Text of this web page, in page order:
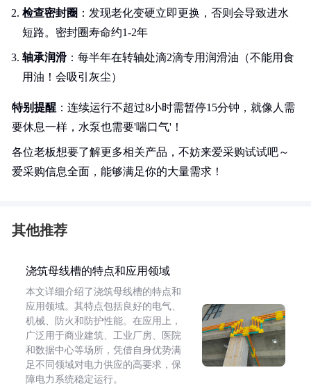
检查密封圈 ：发现老化变硬立即更换，否则会导致进水
短路。密封圈寿命约1-2年
轴承润滑 ：每半年在转轴处滴2滴专用润滑油（不能用食
用油！会吸引灰尘）
特别提醒 ：连续运行不超过8小时需暂停15分钟，就像人需
要休息一样，水泵也需要'喘口气'！
各位老板想要了解更多相关产品，不妨来爱采购试试吧～
爱采购信息全面，能够满足你的大量需求！
其他推荐
浇筑母线槽的特点和应用领域
本文详细介绍了浇筑母线槽的特点和
应用领域。其特点包括良好的电气、
机械、防火和防护性能。在应用上，
广泛用于商业建筑、工业厂房、医院
和数据中心等场所，凭借自身优势满
足不同领域对电力供应的高要求，保
障电力系统稳定运行。